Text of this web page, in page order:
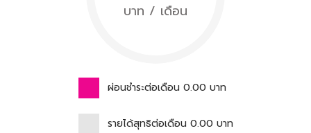
บาท / เดือน
ผ่อนชำระต่อเดือน 0.00 บาท
รายได้สุทธิต่อเดือน 0.00 บาท